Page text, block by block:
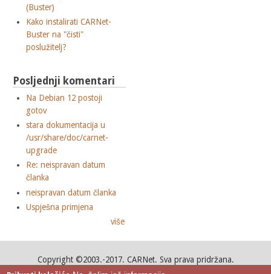
(Buster)
Kako instalirati CARNet-
Buster na "čisti"
poslužitelj?
Posljednji komentari
Na Debian 12 postoji
gotov
stara dokumentacija u
/usr/share/doc/carnet-
upgrade
Re: neispravan datum
članka
neispravan datum članka
Uspješna primjena
više
Copyright ©2003.-2017. CARNet. Sva prava pridržana.
Mail to portal-team(at)CARNet.hr